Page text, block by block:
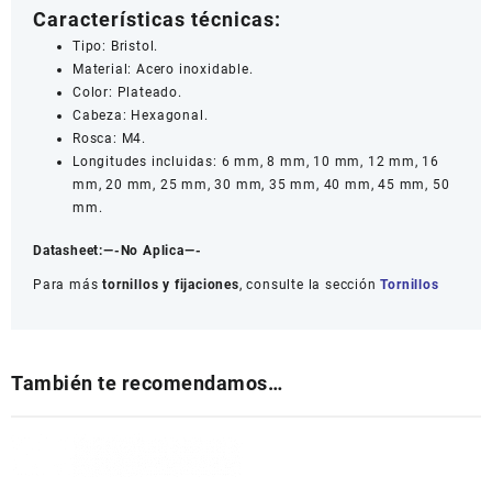
Características técnicas:
Tipo: Bristol.
Material: Acero inoxidable.
Color: Plateado.
Cabeza: Hexagonal.
Rosca: M4.
Longitudes incluidas: 6 mm, 8 mm, 10 mm, 12 mm, 16
mm, 20 mm, 25 mm, 30 mm, 35 mm, 40 mm, 45 mm, 50
mm.
Datasheet:—-No Aplica—-
Para mástornillos y fijaciones, consulte la secciónTornillos
También te recomendamos…